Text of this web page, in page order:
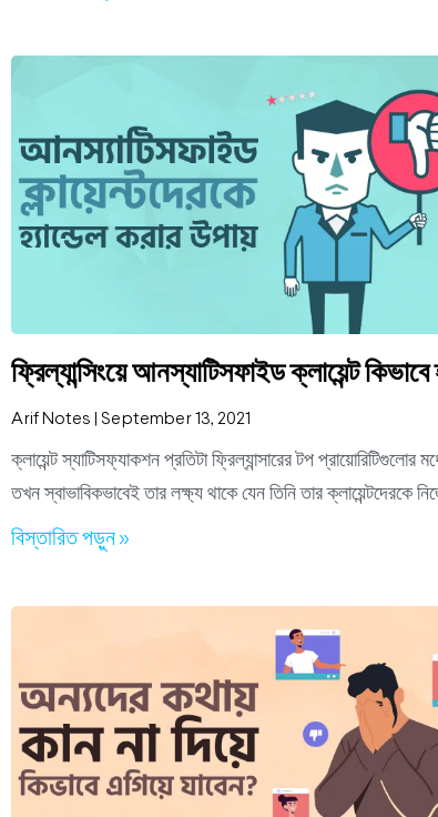
ফ্রিল্যান্সিংয়ে আনস্যাটিসফাইড ক্লায়েন্ট কিভাবে
Arif Notes September 13, 2021
ক্লায়েন্ট স্যাটিসফ্যাকশন প্রতিটা ফ্রিল্যান্সারের টপ
তখন স্বাভাবিকভাবেই তার লক্ষ্য থাকে যেন তিনি তার ক্লায়েন্টদেরকে
বিস্তারিত পড়ুন »